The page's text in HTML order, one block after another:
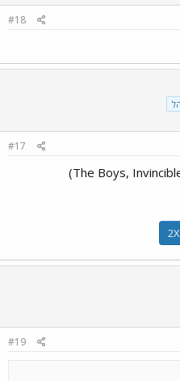
#18
#17
#19